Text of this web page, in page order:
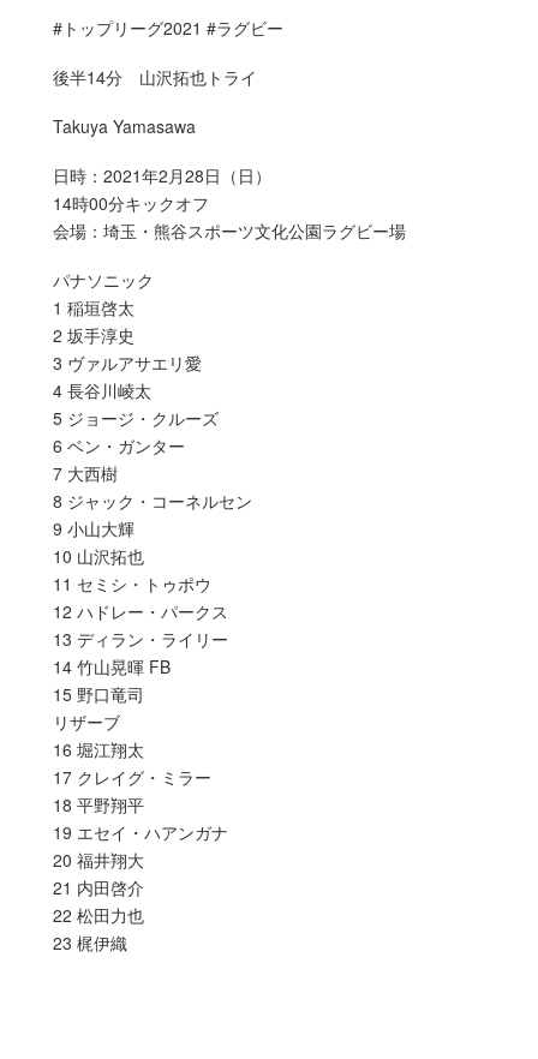
#トップリーグ2021 #ラグビー
後半14分 山沢拓也トライ
Takuya Yamasawa
日時：2021年2月28日（日）
14時00分キックオフ
会場：埼玉・熊谷スポーツ文化公園ラグビー場
パナソニック
1 稲垣啓太
2 坂手淳史
3 ヴァルアサエリ愛
4 長谷川崚太
5 ジョージ・クルーズ
6 ベン・ガンター
7 大西樹
8 ジャック・コーネルセン
9 小山大輝
10 山沢拓也
11 セミシ・トゥポウ
12 ハドレー・パークス
13 ディラン・ライリー
14 竹山晃暉 FB
15 野口竜司
リザーブ
16 堀江翔太
17 クレイグ・ミラー
18 平野翔平
19 エセイ・ハアンガナ
20 福井翔大
21 内田啓介
22 松田力也
23 梶伊織